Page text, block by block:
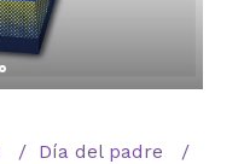
Día del padre